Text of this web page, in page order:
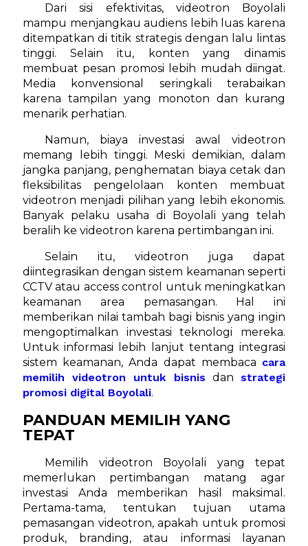
Dari sisi efektivitas, videotron Boyolali
mampu menjangkau audiens lebih luas karena
ditempatkan di titik strategis dengan lalu lintas
tinggi. Selain itu, konten yang dinamis
membuat pesan promosi lebih mudah diingat.
Media konvensional seringkali terabaikan
karena tampilan yang monoton dan kurang
menarik perhatian.
Namun, biaya investasi awal videotron
memang lebih tinggi. Meski demikian, dalam
jangka panjang, penghematan biaya cetak dan
fleksibilitas pengelolaan konten membuat
videotron menjadi pilihan yang lebih ekonomis.
Banyak pelaku usaha di Boyolali yang telah
beralih ke videotron karena pertimbangan ini.
Selain itu, videotron juga dapat
diintegrasikan dengan sistem keamanan seperti
CCTV atau access control untuk meningkatkan
keamanan area pemasangan. Hal ini
memberikan nilai tambah bagi bisnis yang ingin
mengoptimalkan investasi teknologi mereka.
Untuk informasi lebih lanjut tentang integrasi
sistem keamanan, Anda dapat membaca cara
memilih videotron untuk bisnis danstrategi
promosi digital Boyolali.
PANDUAN MEMILIH YANG
TEPAT
Memilih videotron Boyolali yang tepat
memerlukan pertimbangan matang agar
investasi Anda memberikan hasil maksimal.
Pertama-tama, tentukan tujuan utama
pemasangan videotron, apakah untuk promosi
produk, branding, atau informasi layanan